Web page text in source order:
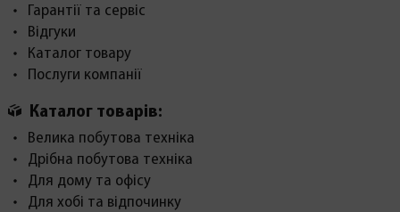
Гарантії та сервіс
Відгуки
Каталог товару
Послуги компанії
Каталог товарів:
Велика побутова техніка
Дрібна побутова техніка
Для дому та офісу
Для хобі та відпочинку